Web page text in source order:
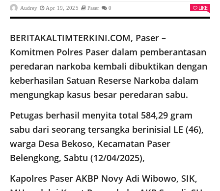
Audrey Apr 19, 2025 Paser 0 LIKE
BERITAKALTIMTERKINI.COM, Paser –
Komitmen Polres Paser dalam pemberantasan
peredaran narkoba kembali dibuktikan dengan
keberhasilan Satuan Reserse Narkoba dalam
mengungkap kasus besar peredaran sabu.
Petugas berhasil menyita total 584,29 gram
sabu dari seorang tersangka berinisial LE (46),
warga Desa Bekoso, Kecamatan Paser
Belengkong, Sabtu (12/04/2025),
Kapolres Paser AKBP Novy Adi Wibowo, SIK,